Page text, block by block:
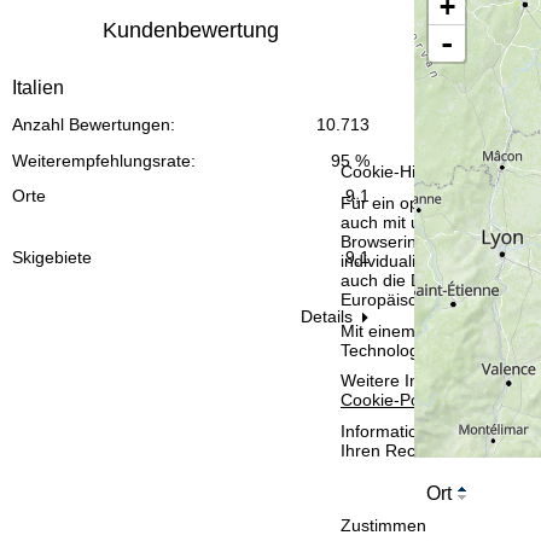
Cookie-Hinweis
Für ein optimales
auch mit unseren
Browserinformationen
individualisierten
auch die
Europäischen
Mit einem Klick auf
Technologien. Wenn Sie
Weitere Informationen
Cookie-Policy .
Informationen zum
Ihren Rechten finden Sie
Zustimmen
Kundenbewertung
Italien
10.713
Anzahl Bewertungen:
95 %
Weiterempfehlungsrate:
Orte
9,1
Skigebiete 9,1
Details
t
e
+
-
Ort